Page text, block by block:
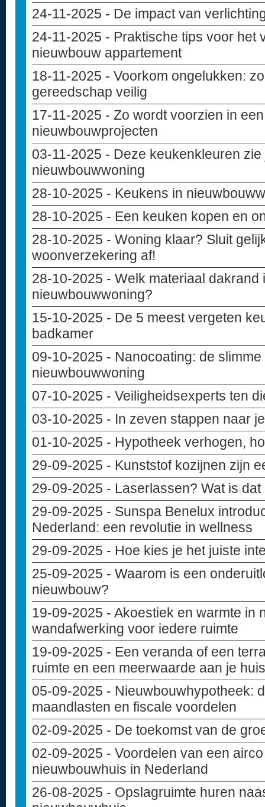
24-11-2025 - De impact van
24-11-2025 - Praktische tips voor het
nieuwbouw appartement
18-11-2025 - Voorkom ongelukken:
gereedschap veilig
17-11-2025 - Zo wordt voorzien in
nieuwbouwprojecten
03-11-2025 - Deze keukenkleuren
nieuwbouwwoning
28-10-2025 - Keukens in
28-10-2025 - Een keuken kopen en
28-10-2025 - Woning klaar? Sluit
woonverzekering af!
28-10-2025 - Welk materiaal dakrand
nieuwbouwwoning?
15-10-2025 - De 5 meest vergeten
badkamer
09-10-2025 - Nanocoating: de
nieuwbouwwoning
07-10-2025 - Veiligheidsexperts ten
03-10-2025 - In zeven stappen naar
01-10-2025 - Hypotheek verhogen,
29-09-2025 - Kunststof kozijnen zijn
29-09-2025 - Laserlassen? Wat is
29-09-2025 - Sunspa Benelux
Nederland: een revolutie in wellness
29-09-2025 - Hoe kies je het juiste
25-09-2025 - Waarom is een
nieuwbouw?
19-09-2025 - Akoestiek en warmte in
wandafwerking voor iedere ruimte
19-09-2025 - Een veranda of een
ruimte en een meerwaarde aan je huis
05-09-2025 - Nieuwbouwhypotheek:
maandlasten en fiscale voordelen
02-09-2025 - De toekomst van de
02-09-2025 - Voordelen van een
nieuwbouwhuis in Nederland
26-08-2025 - Opslagruimte huren